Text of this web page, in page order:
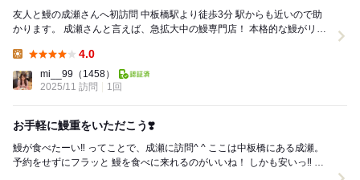
友人と鰻の成瀬さんへ初訪問 中板橋駅より徒歩3分 駅からも近いので助
かります。 成瀬さんと言えば、急拡大中の鰻専門店！ 本格的な鰻がリー
4.0
mi__99 （1458）
2025/11 訪問
1回
お手軽に鰻重をいただこう❣️
鰻が食べたーい‼️ ってことで、成瀬に訪問^ ^ ここは中板橋にある成瀬。
予約をせずにフラッと 鰻を食べに来れるのがいいね！ しかも安いっ‼️ で